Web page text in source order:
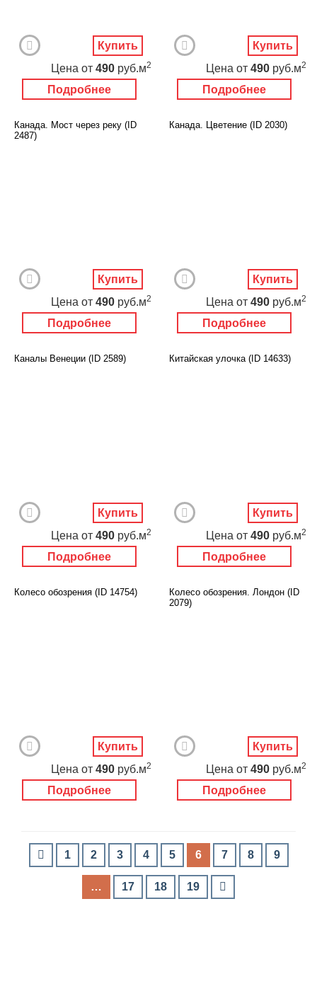
Подробнее
Цена от 490 руб.м2
Купить
Подробнее
Цена от 490 руб.м2
Купить
Канада. Мост через реку (ID
2487)
Подробнее
Цена от 490 руб.м2
Купить
Канада. Цветение (ID 2030)
Подробнее
Цена от 490 руб.м2
Купить
Каналы Венеции (ID 2589)
Подробнее
Цена от 490 руб.м2
Купить
Китайская улочка (ID 14633)
Подробнее
Цена от 490 руб.м2
Купить
Колесо обозрения (ID 14754)
Подробнее
Цена от 490 руб.м2
Купить
Колесо обозрения. Лондон (ID
2079)
Подробнее
Цена от 490 руб.м2
Купить
1 2 3 4 5 6 7 8 9
… 17 18 19